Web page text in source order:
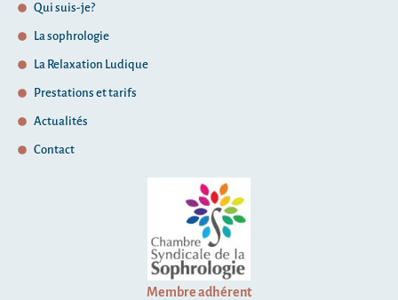
Qui suis-je?
La sophrologie
La Relaxation Ludique
Prestations et tarifs
Actualités
Contact
Membre adhérent